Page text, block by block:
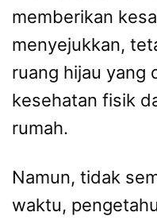
memberikan
menyejukkan,
ruang hijau yang
kesehatan fisik
rumah.
Namun, tidak
waktu,